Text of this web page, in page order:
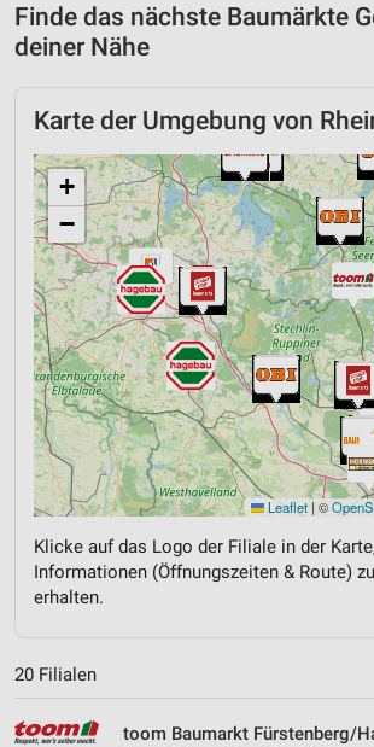
Finde das nächste Baumärkte
deiner Nähe
Karte der Umgebung von
+
−
Leaflet | ©
Klicke auf das Logo der Filiale in der
Informationen (Öffnungszeiten & Route)
erhalten.
20 Filialen
toom Baumarkt Fürstenberg/